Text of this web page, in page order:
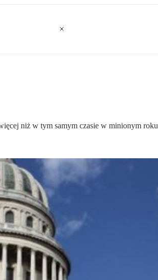
niż w tym samym czasie w minionym roku